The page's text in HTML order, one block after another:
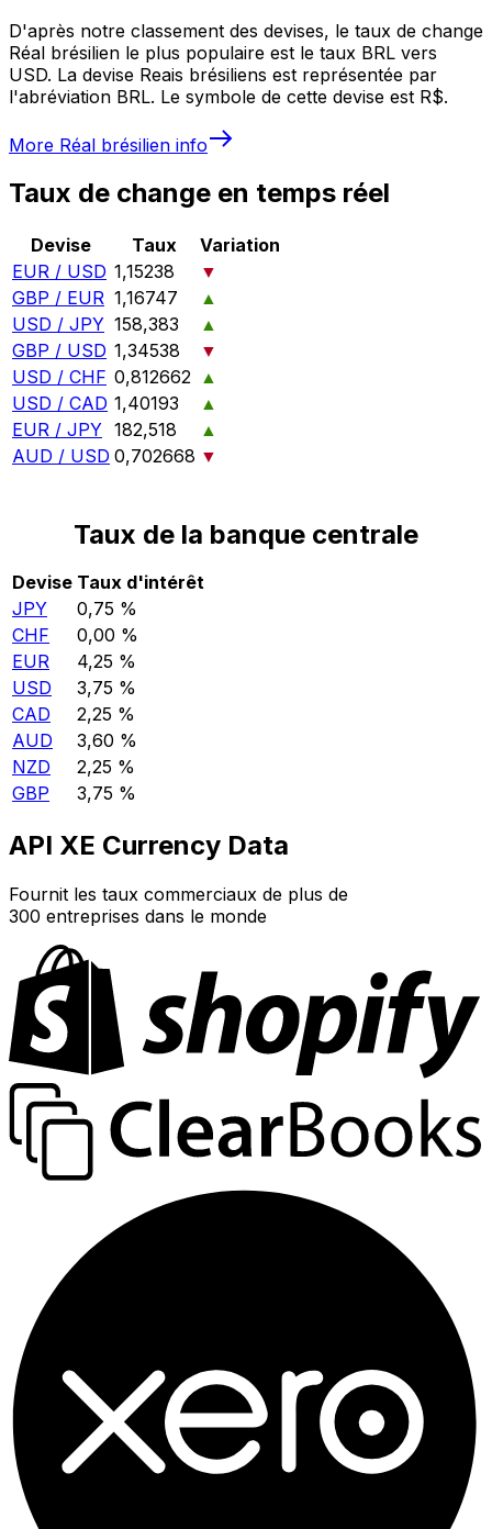
D'après notre classement des devises, le taux de change
Réal brésilien le plus populaire est le taux BRL vers
USD. La devise Reais brésiliens est représentée par
l'abréviation BRL. Le symbole de cette devise est R$.
More Réal brésilien info
Taux de change en temps réel
Devise Taux
Variation
EUR / USD 1,15238
▼
GBP / EUR 1,16747
▲
USD / JPY 158,383
▲
GBP / USD 1,34538
▼
USD / CHF 0,812662 ▲
USD / CAD 1,40193
▲
EUR / JPY 182,518
▲
AUD / USD 0,702668 ▼
Taux de la banque centrale
Devise Taux d'intérêt
JPY
0,75 %
CHF
0,00 %
EUR
4,25 %
USD
3,75 %
CAD
2,25 %
AUD
3,60 %
NZD
2,25 %
GBP
3,75 %
API XE Currency Data
Fournit les taux commerciaux de plus de
300 entreprises dans le monde